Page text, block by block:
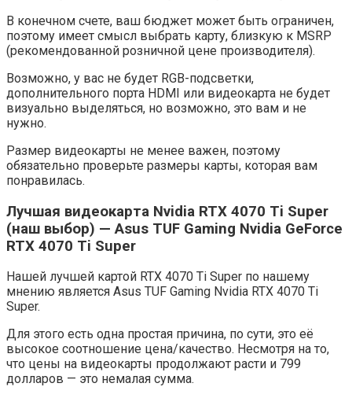
В конечном счете, ваш бюджет может быть ограничен,
поэтому имеет смысл выбрать карту, близкую к MSRP
(рекомендованной розничной цене производителя).
Возможно, у вас не будет RGB-подсветки,
дополнительного порта HDMI или видеокарта не будет
визуально выделяться, но возможно, это вам и не
нужно.
Размер видеокарты не менее важен, поэтому
обязательно проверьте размеры карты, которая вам
понравилась.
Лучшая видеокарта Nvidia RTX 4070 Ti Super
(наш выбор) — Asus TUF Gaming Nvidia GeForce
RTX 4070 Ti Super
Нашей лучшей картой RTX 4070 Ti Super по нашему
мнению является Asus TUF Gaming Nvidia RTX 4070 Ti
Super.
Для этого есть одна простая причина, по сути, это её
высокое соотношение цена/качество. Несмотря на то,
что цены на видеокарты продолжают расти и 799
долларов — это немалая сумма.